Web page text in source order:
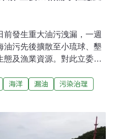
發生重大油污洩漏，一週
油污先後擴散至小琉球、墾
及漁業資源。對此立委陳
應督導中油應儘速清除油
、除污作業、開罰是否有
態 中油高雄大林煉油廠外
污洩漏事故，中油預估最
海洋 漏油
污染治理